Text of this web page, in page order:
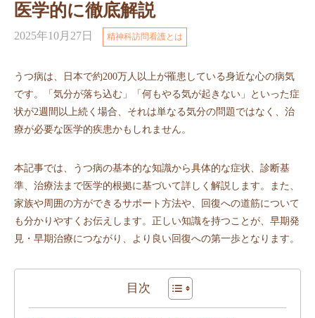
医学的に徹底解説
2025年10月27日 精神科訪問看護とは
うつ病は、日本で約200万人以上が罹患している身近な心の病気
です。「気分が落ち込む」「何もやる気が起きない」といった症
状が2週間以上続く場合、それは単なる気分の問題ではなく、治
療が必要な医学的疾患かもしれません。
本記事では、うつ病の基本的な知識から具体的な症状、診断基
準、治療法まで医学的根拠に基づいて詳しく解説します。また、
家族や周囲の方ができるサポート方法や、回復への道筋について
も分かりやすくお伝えします。正しい知識を持つことが、早期発
見・早期治療につながり、より良い回復への第一歩となります。
目次